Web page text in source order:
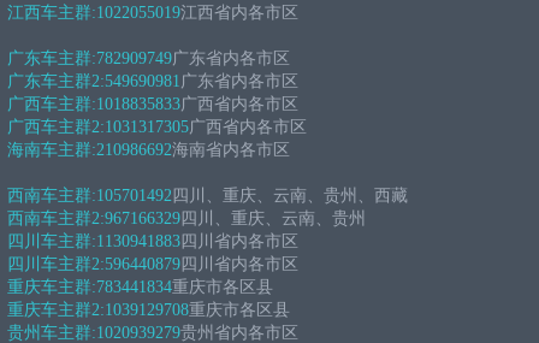
江西车主群:1022055019江西省内各市区
广东车主群:782909749广东省内各市区
广东车主群2:549690981广东省内各市区
广西车主群:1018835833广西省内各市区
广西车主群2:1031317305广西省内各市区
海南车主群:210986692海南省内各市区
西南车主群:105701492 四川、重庆、云南、贵州、西藏
西南车主群2:967166329 四川、重庆、云南、贵州
四川车主群:1130941883 四川省内各市区
四川车主群2:596440879 四川省内各市区
重庆车主群:783441834重庆市各区县
重庆车主群2:1039129708重庆市各区县
贵州车主群:1020939279贵州省内各市区